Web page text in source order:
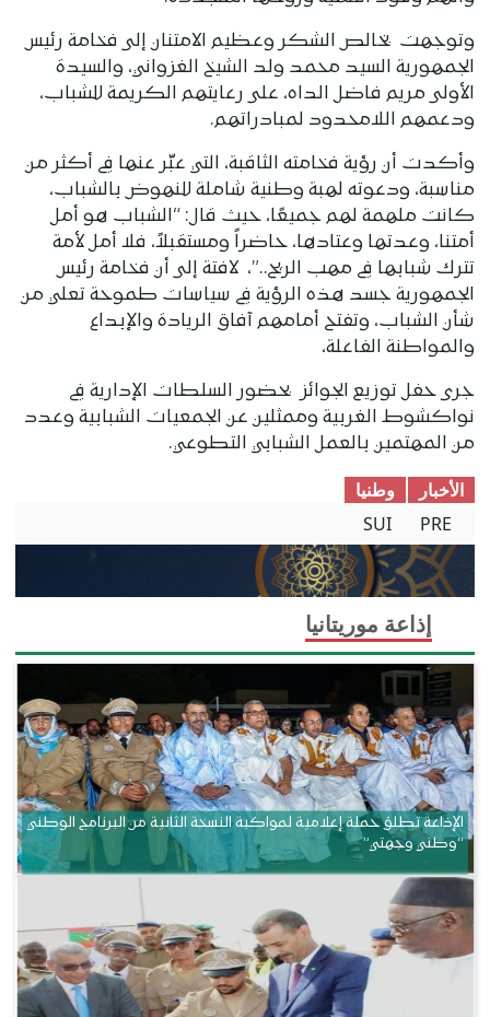
وتوجهت بخالص الشكر وعظيم الامتنان إلى فخامة رئيس
الجمهورية السيد محمد ولد الشيخ الغزواني، والسيدة
الأولى مريم فاضل الداه، على رعايتهم الكريمة للشباب،
ودعمهم اللامحدود لمبادراتهم.
وأكدت أن رؤية فخامته الثاقبة، التي عبّر عنها في أكثر من
مناسبة، ودعوته لهبة وطنية شاملة للنهوض بالشباب،
كانت ملهمة لهم جميعًا، حيث قال: “الشباب هو أمل
أمتنا، وعدتها وعتادها، حاضراً ومستقبلاً، فلا أمل لأمة
تترك شبابها في مهب الريح..”، لافتة إلى أن فخامة رئيس
الجمهورية جسد هذه الرؤية في سياسات طموحة تعلي من
شأن الشباب، وتفتح أمامهم آفاق الريادة والإبداع
والمواطنة الفاعلة،
جرى حفل توزيع الجوائز بحضور السلطات الإدارية في
نواكشوط الغربية وممثلين عن الجمعيات الشبابية وعدد
من المهتمين بالعمل الشبابي التطوعي.
الأخبار
وطنیا
PRE
SUI
إذاعة موريتانيا
الإذاعة تطلق حملة إعلامية لمواكبة النسخة الثانية من البرنامج الوطني
“وطني وجهتي”